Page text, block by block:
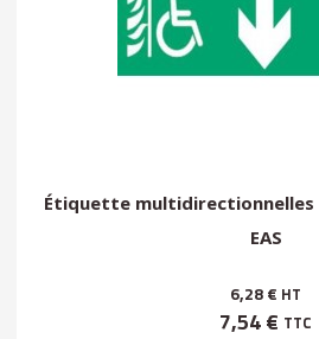
Étiquette multidirectionnelles
EAS
6,28 € HT
7,54 € TTC